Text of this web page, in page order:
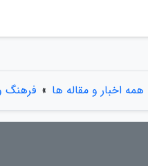
همه اخبار و مقاله ها » فرهنگ